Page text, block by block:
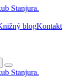
blogKontakt